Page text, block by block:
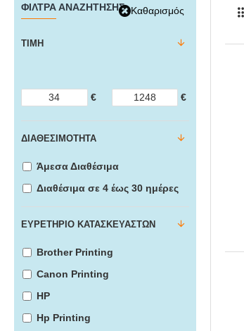
ΦΊΛΤΡΑ ΑΝΑΖΉΤΗΣΗΣ Καθαρισμός
ΤΙΜΉ
€ €
ΕΥΡΕΤΉΡΙΟ ΚΑΤΑΣΚΕΥΑΣΤΏΝ
Brother Printing
Canon Printing
HP
Hp Printing
ΔΙΑΘΕΣΙΜΌΤΗΤΑ
Άμεσα Διαθέσιμα
Διαθέσιμα σε 4 έως 30 ημέρες